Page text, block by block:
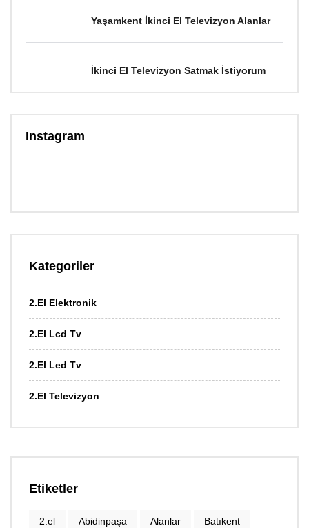
Yaşamkent İkinci El Televizyon Alanlar
İkinci El Televizyon Satmak İstiyorum
Instagram
Kategoriler
2.El Elektronik
2.El Lcd Tv
2.El Led Tv
2.El Televizyon
Etiketler
2.el Abidinpaşa Alanlar Batıkent